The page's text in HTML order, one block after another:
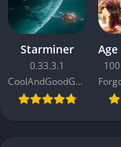
Starminer
0.33.3.1
CoolAndGoodGames